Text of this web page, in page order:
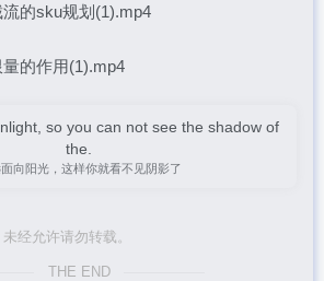
的sku规划(1).mp4
的作用(1).mp4
so you can not see the shadow of
the.
向阳光，这样你就看不见阴影了
经允许请勿转载。
THE END